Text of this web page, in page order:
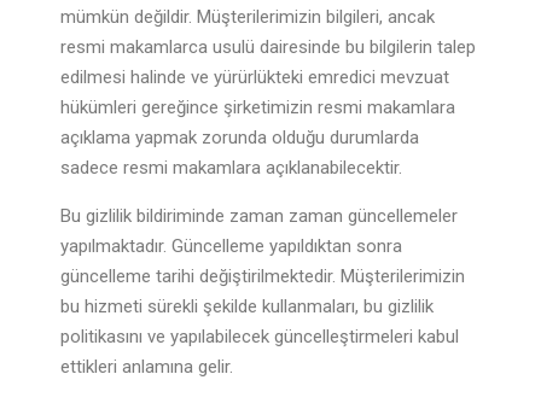
mümkün değildir. Müşterilerimizin bilgileri, ancak
resmi makamlarca usulü dairesinde bu bilgilerin talep
edilmesi halinde ve yürürlükteki emredici mevzuat
hükümleri gereğince şirketimizin resmi makamlara
açıklama yapmak zorunda olduğu durumlarda
sadece resmi makamlara açıklanabilecektir.
Bu gizlilik bildiriminde zaman zaman güncellemeler
yapılmaktadır. Güncelleme yapıldıktan sonra
güncelleme tarihi değiştirilmektedir. Müşterilerimizin
bu hizmeti sürekli şekilde kullanmaları, bu gizlilik
politikasını ve yapılabilecek güncelleştirmeleri kabul
ettikleri anlamına gelir.